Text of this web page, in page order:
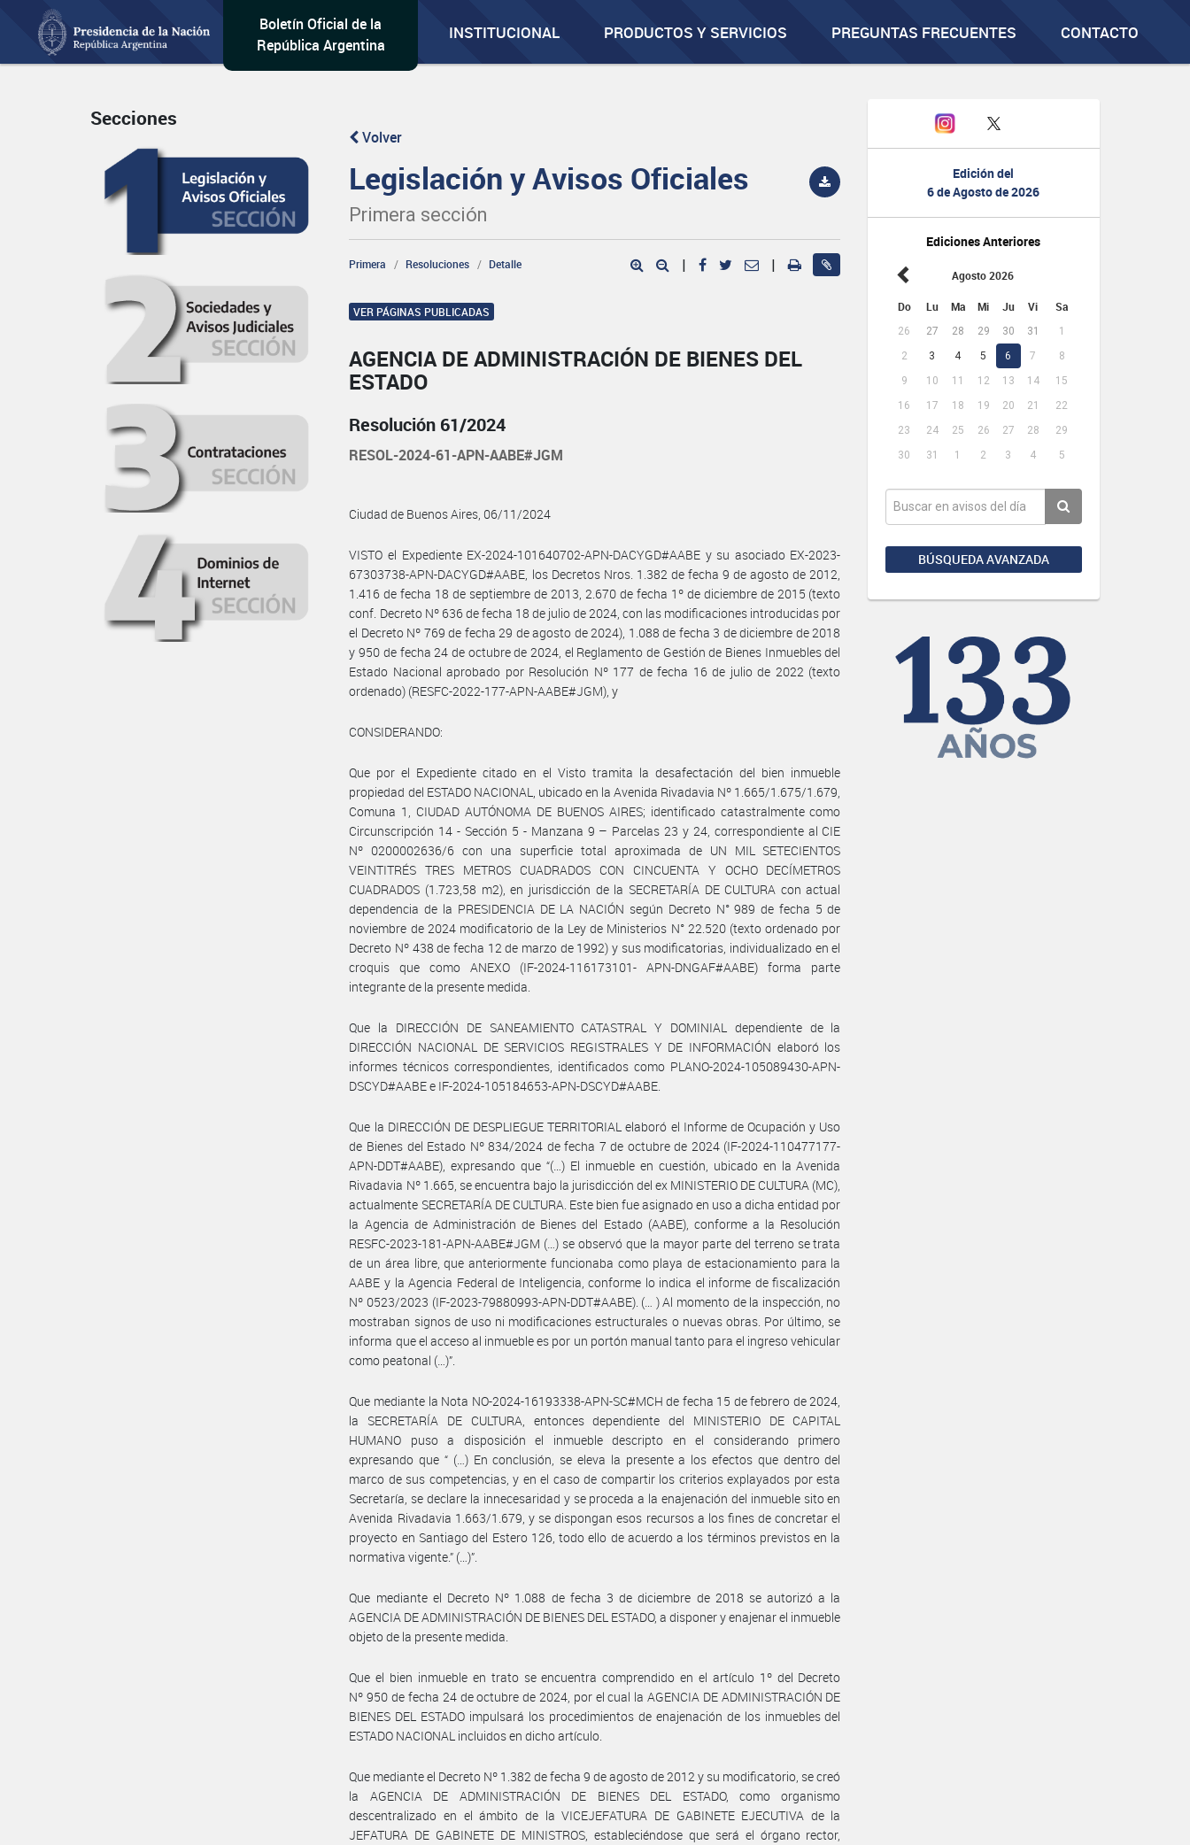
Boletín Oficial de la
República Argentina
INSTITUCIONAL PRODUCTOS Y SERVICIOS PREGUNTAS FRECUENTES CONTACTO
Edición del
6 de Agosto de 2026
Ediciones Anteriores
Agosto 2026
Do Lu Ma Mi Ju Vi Sa
26 27 28 29 30 31
1
2
3 4 5 6 7
8
9
10 11 12 13 14
15
16
17 18 19 20 21
22
23
24 25 26 27 28
29
30
31 1 2 3 4 5
BÚSQUEDA AVANZADA
Secciones
Volver
Legislación y Avisos Oficiales
Primera sección
Primera Resoluciones Detalle | |
VER PÁGINAS PUBLICADAS
AGENCIA DE ADMINISTRACIÓN DE BIENES DEL
ESTADO
Resolución 61/2024
RESOL-2024-61-APN-AABE#JGM
Ciudad de Buenos Aires, 06/11/2024
VISTO el Expediente EX-2024-101640702-APN-DACYGD#AABE y su asociado EX-2023-
67303738-APN-DACYGD#AABE, los Decretos Nros. 1.382 de fecha 9 de agosto de 2012,
1.416 de fecha 18 de septiembre de 2013, 2.670 de fecha 1º de diciembre de 2015 (texto
conf. Decreto Nº 636 de fecha 18 de julio de 2024, con las modificaciones introducidas por
el Decreto Nº 769 de fecha 29 de agosto de 2024), 1.088 de fecha 3 de diciembre de 2018
y 950 de fecha 24 de octubre de 2024, el Reglamento de Gestión de Bienes Inmuebles del
Estado Nacional aprobado por Resolución Nº 177 de fecha 16 de julio de 2022 (texto
ordenado) (RESFC-2022-177-APN-AABE#JGM), y
CONSIDERANDO:
Que por el Expediente citado en el Visto tramita la desafectación del bien inmueble
propiedad del ESTADO NACIONAL, ubicado en la Avenida Rivadavia Nº 1.665/1.675/1.679,
Comuna 1, CIUDAD AUTÓNOMA DE BUENOS AIRES; identificado catastralmente como
Circunscripción 14 - Sección 5 - Manzana 9 – Parcelas 23 y 24, correspondiente al CIE
Nº 0200002636/6 con una superficie total aproximada de UN MIL SETECIENTOS
VEINTITRÉS TRES METROS CUADRADOS CON CINCUENTA Y OCHO DECÍMETROS
CUADRADOS (1.723,58 m2), en jurisdicción de la SECRETARÍA DE CULTURA con actual
dependencia de la PRESIDENCIA DE LA NACIÓN según Decreto N° 989 de fecha 5 de
noviembre de 2024 modificatorio de la Ley de Ministerios N° 22.520 (texto ordenado por
Decreto Nº 438 de fecha 12 de marzo de 1992) y sus modificatorias, individualizado en el
croquis que como ANEXO (IF-2024-116173101- APN-DNGAF#AABE) forma parte
integrante de la presente medida.
Que la DIRECCIÓN DE SANEAMIENTO CATASTRAL Y DOMINIAL dependiente de la
DIRECCIÓN NACIONAL DE SERVICIOS REGISTRALES Y DE INFORMACIÓN elaboró los
informes técnicos correspondientes, identificados como PLANO-2024-105089430-APN-
DSCYD#AABE e IF-2024-105184653-APN-DSCYD#AABE.
Que la DIRECCIÓN DE DESPLIEGUE TERRITORIAL elaboró el Informe de Ocupación y Uso
de Bienes del Estado Nº 834/2024 de fecha 7 de octubre de 2024 (IF-2024-110477177-
APN-DDT#AABE), expresando que “(…) El inmueble en cuestión, ubicado en la Avenida
Rivadavia Nº 1.665, se encuentra bajo la jurisdicción del ex MINISTERIO DE CULTURA (MC),
actualmente SECRETARÍA DE CULTURA. Este bien fue asignado en uso a dicha entidad por
la Agencia de Administración de Bienes del Estado (AABE), conforme a la Resolución
RESFC-2023-181-APN-AABE#JGM (…) se observó que la mayor parte del terreno se trata
de un área libre, que anteriormente funcionaba como playa de estacionamiento para la
AABE y la Agencia Federal de Inteligencia, conforme lo indica el informe de fiscalización
Nº 0523/2023 (IF-2023-79880993-APN-DDT#AABE). (… ) Al momento de la inspección, no
mostraban signos de uso ni modificaciones estructurales o nuevas obras. Por último, se
informa que el acceso al inmueble es por un portón manual tanto para el ingreso vehicular
como peatonal (…)”.
Que mediante la Nota NO-2024-16193338-APN-SC#MCH de fecha 15 de febrero de 2024,
la SECRETARÍA DE CULTURA, entonces dependiente del MINISTERIO DE CAPITAL
HUMANO puso a disposición el inmueble descripto en el considerando primero
expresando que “ (…) En conclusión, se eleva la presente a los efectos que dentro del
marco de sus competencias, y en el caso de compartir los criterios explayados por esta
Secretaría, se declare la innecesaridad y se proceda a la enajenación del inmueble sito en
Avenida Rivadavia 1.663/1.679, y se dispongan esos recursos a los fines de concretar el
proyecto en Santiago del Estero 126, todo ello de acuerdo a los términos previstos en la
normativa vigente.” (…)”.
Que mediante el Decreto Nº 1.088 de fecha 3 de diciembre de 2018 se autorizó a la
AGENCIA DE ADMINISTRACIÓN DE BIENES DEL ESTADO, a disponer y enajenar el inmueble
objeto de la presente medida.
Que el bien inmueble en trato se encuentra comprendido en el artículo 1º del Decreto
Nº 950 de fecha 24 de octubre de 2024, por el cual la AGENCIA DE ADMINISTRACIÓN DE
BIENES DEL ESTADO impulsará los procedimientos de enajenación de los inmuebles del
ESTADO NACIONAL incluidos en dicho artículo.
Que mediante el Decreto Nº 1.382 de fecha 9 de agosto de 2012 y su modificatorio, se creó
la AGENCIA DE ADMINISTRACIÓN DE BIENES DEL ESTADO, como organismo
descentralizado en el ámbito de la VICEJEFATURA DE GABINETE EJECUTIVA de la
JEFATURA DE GABINETE DE MINISTROS, estableciéndose que será el órgano rector,